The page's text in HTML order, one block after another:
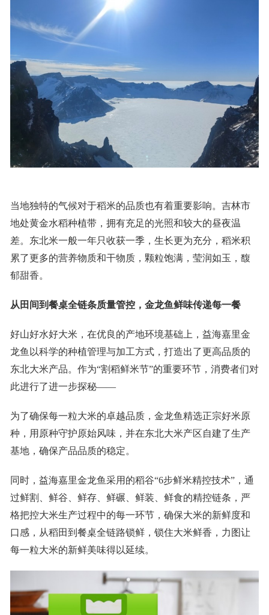
当地独特的气候对于稻米的品质也有着重要影响。吉林市
地处黄金水稻种植带，拥有充足的光照和较大的昼夜温
差。东北米一般一年只收获一季，生长更为充分，稻米积
累了更多的营养物质和干物质，颗粒饱满，莹润如玉，馥
郁甜香。
从田间到餐桌全链条质量管控，金龙鱼鲜味传递每一餐
好山好水好大米，在优良的产地环境基础上，益海嘉里金
龙鱼以科学的种植管理与加工方式，打造出了更高品质的
东北大米产品。作为“割稻鲜米节”的重要环节，消费者们对
此进行了进一步探秘——
为了确保每一粒大米的卓越品质，金龙鱼精选正宗好米原
种，用原种守护原始风味，并在东北大米产区自建了生产
基地，确保产品品质的稳定。
同时，益海嘉里金龙鱼采用的稻谷“6步鲜米精控技术”，通
过鲜割、鲜谷、鲜存、鲜碾、鲜装、鲜食的精控链条，严
格把控大米生产过程中的每一环节，确保大米的新鲜度和
口感，从稻田到餐桌全链路锁鲜，锁住大米鲜香，力图让
每一粒大米的新鲜美味得以延续。